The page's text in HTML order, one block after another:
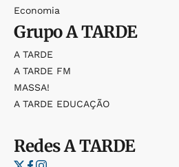
Economia
GrupoA TARDE
A TARDE
A TARDE FM
MASSA!
A TARDE EDUCAÇÃO
RedesA TARDE